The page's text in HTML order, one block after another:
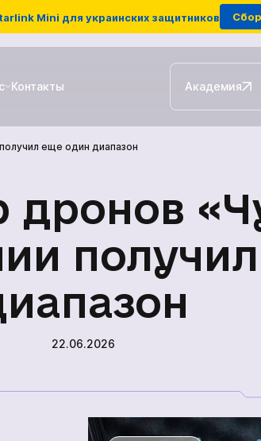
Mini для украинских защитников
Наземные станции
FPV-дроны
Зарядные станции
Прочие технические средства
Контакты Академия
еще один диапазон
дронов
22.06.2026